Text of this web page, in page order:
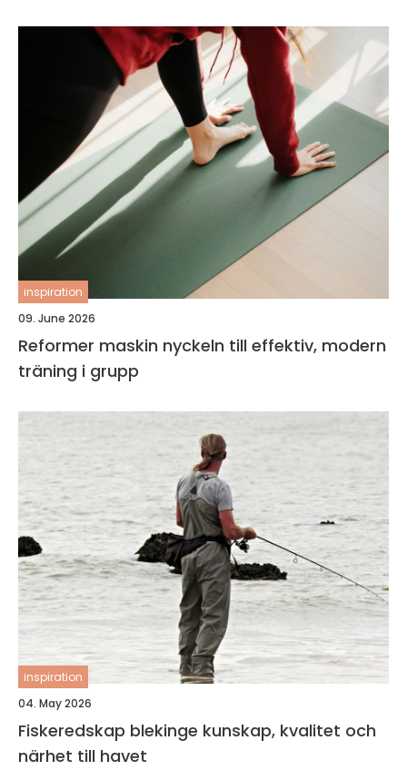
inspiration
09. June 2026
Reformer maskin nyckeln till effektiv, modern
träning i grupp
inspiration
04. May 2026
Fiskeredskap blekinge kunskap, kvalitet och
närhet till havet